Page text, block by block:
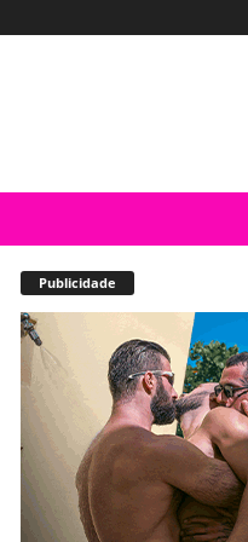
Publicidade